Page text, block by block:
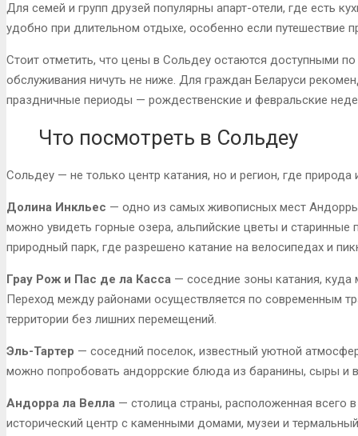
Для семей и групп друзей популярны апарт-отели, где есть
удобно при длительном отдыхе, особенно если путешествие
Стоит отметить, что цены в Сольдеу остаются доступными
обслуживания ничуть не ниже. Для граждан Беларуси
праздничные периоды — рождественские и февральские
Что посмотреть в Сольдеу
Сольдеу — не только центр катания, но и регион, где
Долина Инкльес — одно из самых живописных мест
можно увидеть горные озера, альпийские цветы и
природный парк, где разрешено катание на велосипедах и
Грау Рож и Пас де ла Касса — соседние зоны катания,
Переход между районами осуществляется по современным
территории без лишних перемещений.
Эль-Тартер — соседний поселок, известный уютной
можно попробовать андоррские блюда из баранины, сыры и
Андорра ла Велла — столица страны, расположенная всего
исторический центр с каменными домами, музеи и